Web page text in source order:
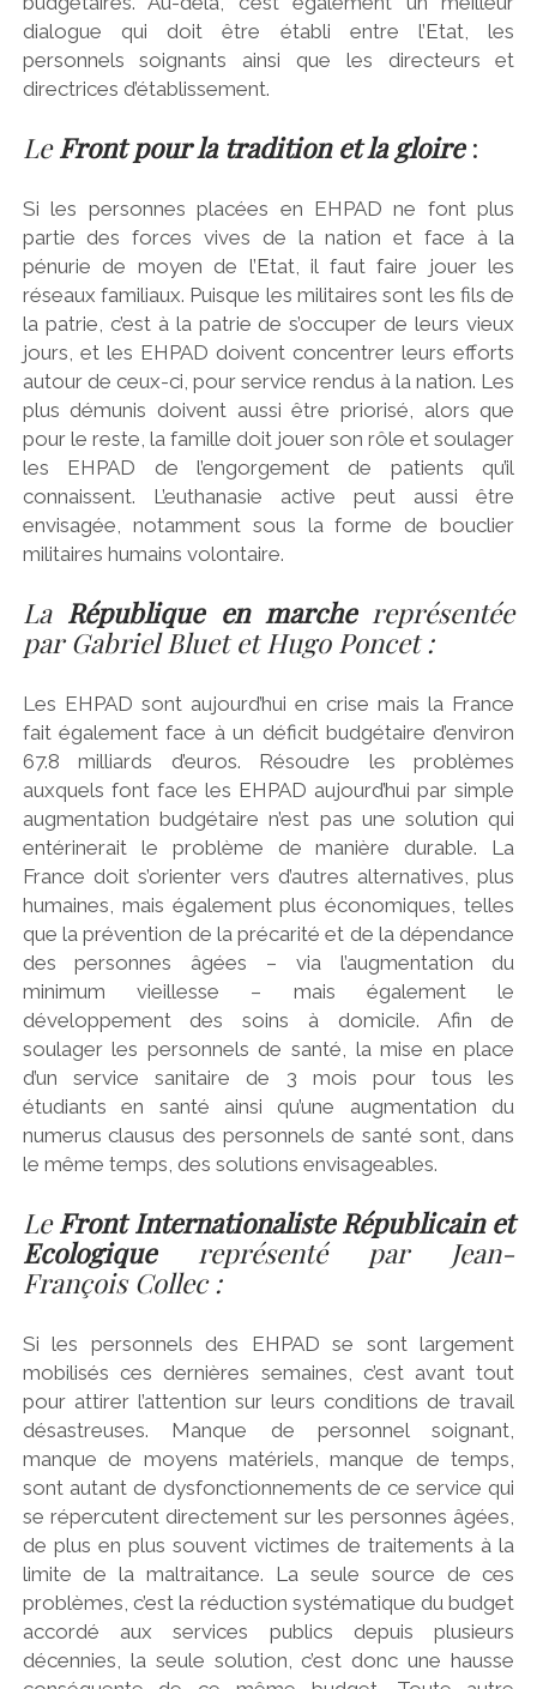
dialogue qui doit être établi entre l’Etat, les
personnels soignants ainsi que les directeurs et
directrices d’établissement.
Le Front pour la tradition et la gloire:
Si les personnes placées en EHPAD ne font plus
partie des forces vives de la nation et face à la
pénurie de moyen de l’Etat, il faut faire jouer les
réseaux familiaux. Puisque les militaires sont les fils de
la patrie, c’est à la patrie de s’occuper de leurs vieux
jours, et les EHPAD doivent concentrer leurs efforts
autour de ceux-ci, pour service rendus à la nation. Les
plus démunis doivent aussi être priorisé, alors que
pour le reste, la famille doit jouer son rôle et soulager
les EHPAD de l’engorgement de patients qu’il
connaissent. L’euthanasie active peut aussi être
envisagée, notamment sous la forme de bouclier
militaires humains volontaire.
La République en marchereprésentée
par Gabriel Bluet et Hugo Poncet :
Les EHPAD sont aujourd’hui en crise mais la France
fait également face à un déficit budgétaire d’environ
67.8 milliards d’euros. Résoudre les problèmes
auxquels font face les EHPAD aujourd’hui par simple
augmentation budgétaire n’est pas une solution qui
entérinerait le problème de manière durable. La
France doit s’orienter vers d’autres alternatives, plus
humaines, mais également plus économiques, telles
que la prévention de la précarité et de la dépendance
des personnes âgées – via l’augmentation du
minimum vieillesse – mais également le
développement des soins à domicile. Afin de
soulager les personnels de santé, la mise en place
d’un service sanitaire de 3 mois pour tous les
étudiants en santé ainsi qu’une augmentation du
numerus clausus des personnels de santé sont, dans
le même temps, des solutions envisageables.
LeFront Internationaliste Républicain et
Ecologiquereprésenté par Jean-
François Collec :
Si les personnels des EHPAD se sont largement
mobilisés ces dernières semaines, c’est avant tout
pour attirer l’attention sur leurs conditions de travail
désastreuses. Manque de personnel soignant,
manque de moyens matériels, manque de temps,
sont autant de dysfonctionnements de ce service qui
se répercutent directement sur les personnes âgées,
de plus en plus souvent victimes de traitements à la
limite de la maltraitance. La seule source de ces
problèmes, c’est la réduction systématique du budget
accordé aux services publics depuis plusieurs
décennies, la seule solution, c’est donc une hausse